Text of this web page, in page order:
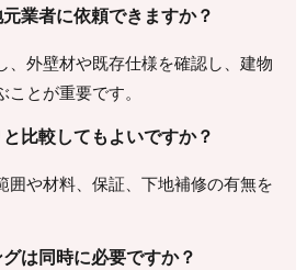
業者に依頼できますか？
、外壁材や既存仕様を確認し、建物
とが重要です。
比較してもよいですか？
囲や材料、保証、下地補修の有無を
は同時に必要ですか？